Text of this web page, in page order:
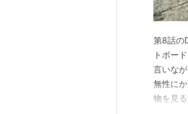
第8話の
トボー
言いな
無性に
物を見